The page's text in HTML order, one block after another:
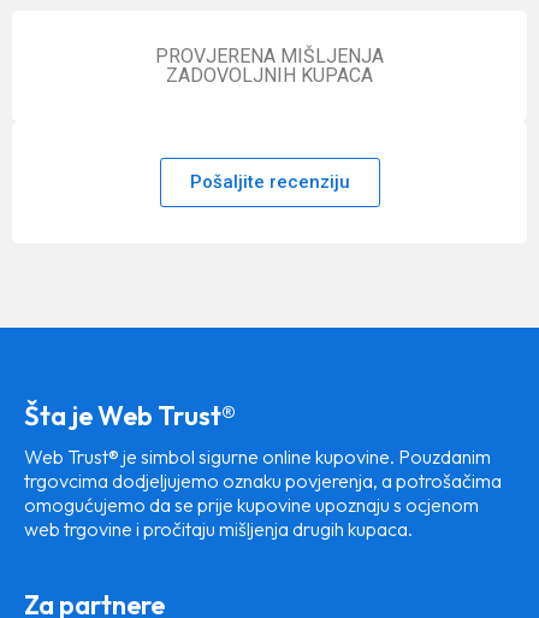
PROVJERENA MIŠLJENJA
ZADOVOLJNIH KUPACA
Pošaljite recenziju
Šta je Web Trust®
Web Trust® je simbol sigurne online kupovine. Pouzdanim
trgovcima dodjeljujemo oznaku povjerenja, a potrošačima
omogućujemo da se prije kupovine upoznaju s ocjenom
web trgovine i pročitaju mišljenja drugih kupaca.
Za partnere